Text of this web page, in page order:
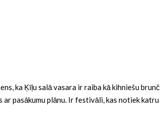
ka Ķīļu salā vasara ir raiba kā kihniešu
ar pasākumu plānu. Ir festivāli, kas notiek